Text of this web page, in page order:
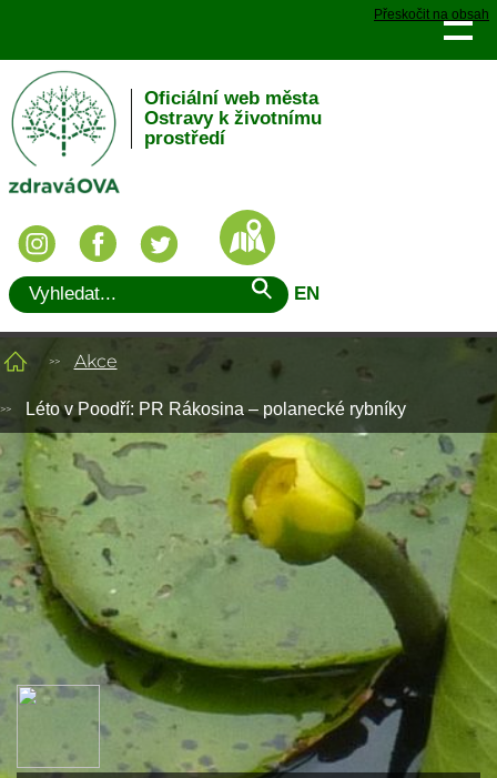
Přeskočit na obsah
Oficiální web města
Ostravy k životnímu
prostředí
EN
Akce
Léto v Poodří: PR Rákosina – polanecké rybníky